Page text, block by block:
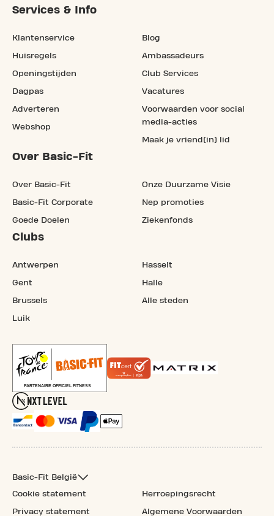
Services & Info
Klantenservice
Huisregels
Openingstijden
Dagpas
Adverteren
Webshop
Blog
Ambassadeurs
Club Services
Vacatures
Voorwaarden voor social
media-acties
Maak je vriend(in) lid
Over Basic-Fit
Over Basic-Fit
Basic-Fit Corporate
Goede Doelen
Onze Duurzame Visie
Nep promoties
Ziekenfonds
Clubs
Antwerpen
Gent
Brussels
Luik
Hasselt
Halle
Alle steden
Basic-Fit België
Cookie statement
Privacy statement
Herroepingsrecht
Algemene Voorwaarden